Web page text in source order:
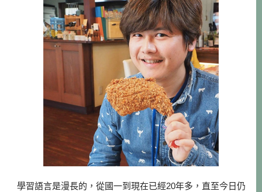
學習語言是漫長的，從國一到現在已經20年多，直至今日仍